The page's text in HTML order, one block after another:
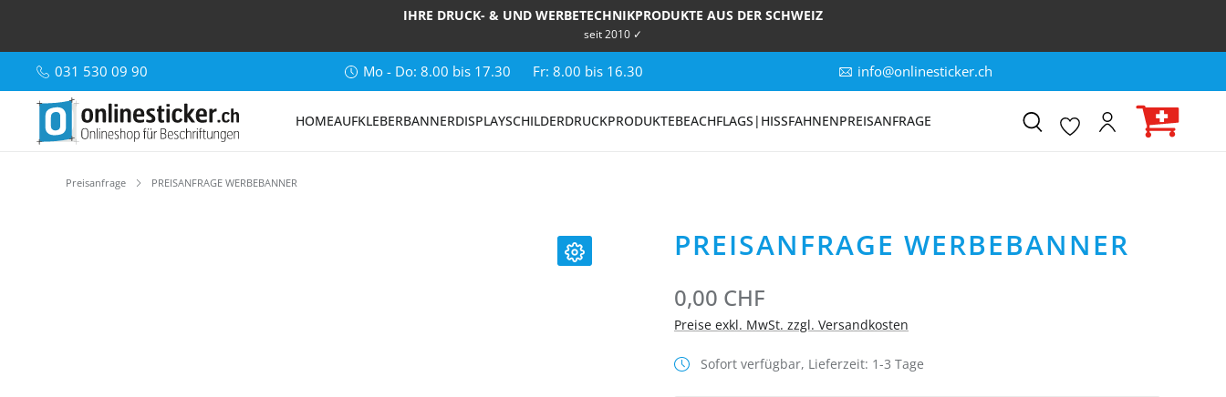
IHRE DRUCK- & UND WERBETECHNIKPRODUKTE AUS DER SCHWEIZ
seit 2010 ✓
031 530 09 90 Mo - Do: 8.00 bis 17.30 Fr: 8.00 bis 16.30 info@onlinesticker.ch
HOMEAUFKLEBERBANNERDISPLAYSCHILDERDRUCKPRODUKTEBEACHFLAGS|HISSFAHNENPREISANFRAGE
Preisanfrage PREISANFRAGE WERBEBANNER
PREISANFRAGE WERBEBANNER
0,00 CHF
Preise exkl. MwSt. zzgl. Versandkosten
Sofort verfügbar, Lieferzeit: 1-3 Tage